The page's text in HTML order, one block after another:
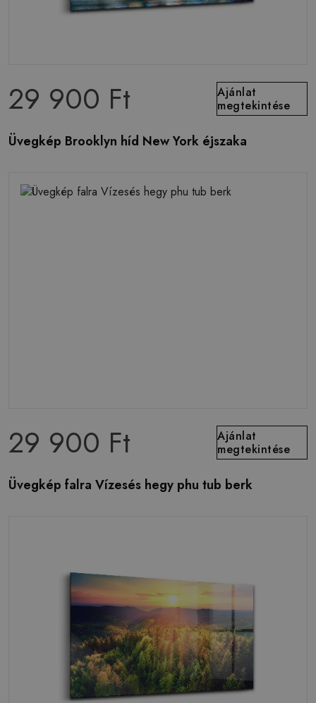
29 900 Ft
Ajánlat
megtekintése
Üvegkép Brooklyn híd New York éjszaka
29 900 Ft
Ajánlat
megtekintése
Üvegkép falra Vízesés hegy phu tub berk